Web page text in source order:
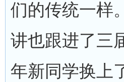
们的传统一样
讲也跟进了三
年新同学换上